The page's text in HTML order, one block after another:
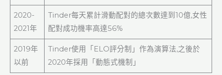
2020-
2021年
Tinder每天累計滑動配對的總次數達到10億,女性
配對成功機率高達56%
2019年
以前
Tinder使用「ELO評分制」作為演算法,之後於
2020年採用「動態式機制」